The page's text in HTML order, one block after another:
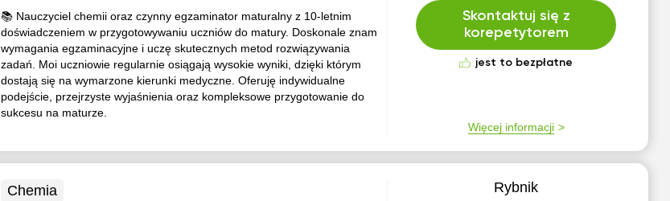
📚 Nauczyciel chemii oraz czynny egzaminator maturalny z 10-letnim
doświadczeniem w przygotowywaniu uczniów do matury. Doskonale znam
wymagania egzaminacyjne i uczę skutecznych metod rozwiązywania
zadań. Moi uczniowie regularnie osiągają wysokie wyniki, dzięki którym
dostają się na wymarzone kierunki medyczne. Oferuję indywidualne
podejście, przejrzyste wyjaśnienia oraz kompleksowe przygotowanie do
sukcesu na maturze.
Skontaktuj się z
korepetytorem
jest to bezpłatne
Więcej informacji
Chemia
Rybnik